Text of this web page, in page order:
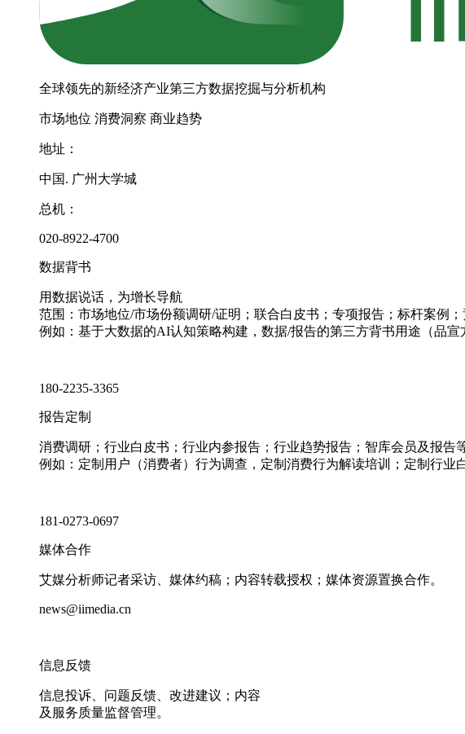
全球领先的新经济产业第三方数据挖掘与分析机构
市场地位 消费洞察 商业趋势
地址：
中国. 广州大学城
总机：
020-8922-4700
数据背书
用数据说话，为增长导航
范围：市场地位/市场份额调研/证明；联合白皮书；专项报告；标杆案例
例如：基于大数据的AI认知策略构建，数据/报告的第三方背书用途（品宣
180-2235-3365
报告定制
消费调研；行业白皮书；行业内参报告；行业趋势报告；智库会员及报告
例如：定制用户（消费者）行为调查，定制消费行为解读培训；定制行业
181-0273-0697
媒体合作
艾媒分析师记者采访、媒体约稿；内容转载授权；媒体资源置换合作。
news@iimedia.cn
信息反馈
信息投诉、问题反馈、改进建议；内容
及服务质量监督管理。